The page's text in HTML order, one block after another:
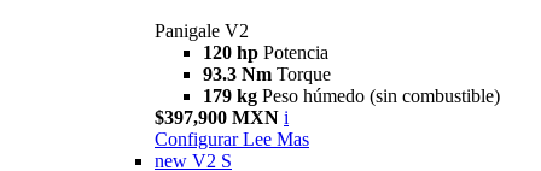
Panigale V2
120 hp Potencia
93.3 Nm Torque
179 kg Peso húmedo (sin combustible)
$397,900 MXN i
Configurar Lee Mas
new V2 S